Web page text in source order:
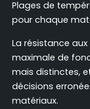
Plages de
pour chaque
La résistance
maximale de
mais distinctes,
décisions
matériaux.